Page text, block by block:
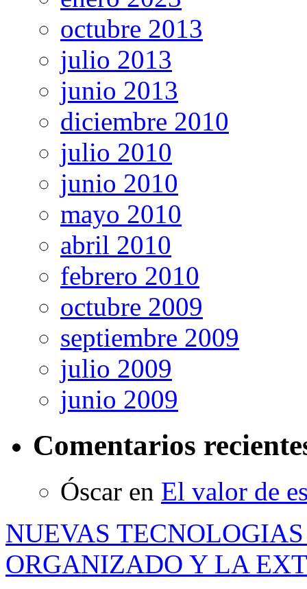
octubre 2013
julio 2013
junio 2013
diciembre 2010
julio 2010
junio 2010
mayo 2010
abril 2010
febrero 2010
octubre 2009
septiembre 2009
julio 2009
junio 2009
Comentarios
Óscar en El valor de
NUEVAS
ORGANIZADO Y LA